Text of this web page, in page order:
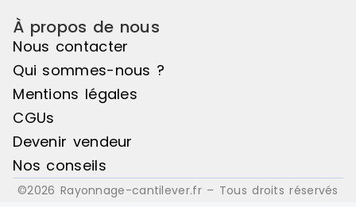
À propos de nous
Nous contacter
Qui sommes-nous ?
Mentions légales
CGUs
Devenir vendeur
Nos conseils
©2026 Rayonnage-cantilever.fr – Tous droits réservés